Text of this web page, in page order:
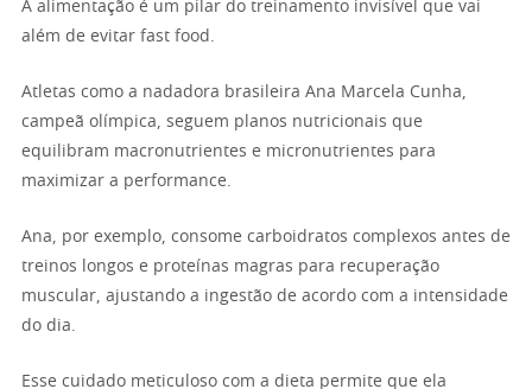
A alimentação é um pilar do treinamento invisível que vai
além de evitar fast food.
Atletas como a nadadora brasileira Ana Marcela Cunha,
campeã olímpica, seguem planos nutricionais que
equilibram macronutrientes e micronutrientes para
maximizar a performance.
Ana, por exemplo, consome carboidratos complexos antes de
treinos longos e proteínas magras para recuperação
muscular, ajustando a ingestão de acordo com a intensidade
do dia.
Esse cuidado meticuloso com a dieta permite que ela